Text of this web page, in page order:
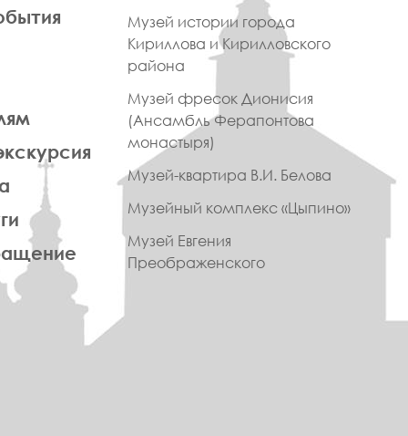
Музей истории города
Кириллова и Кирилловского
района
Музей фресок Дионисия
(Ансамбль Ферапонтова
монастыря)
Музей-квартира В.И. Белова
Музейный комплекс «Цыпино»
Музей Евгения
Преображенского